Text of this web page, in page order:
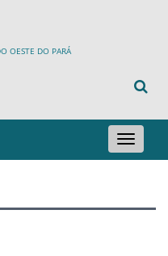
OESTE DO PARÁ
Toggle
navigation